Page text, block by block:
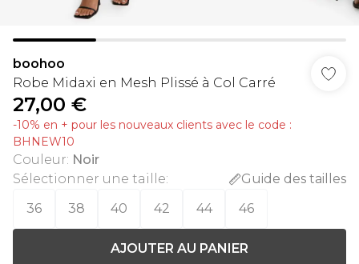
boohoo
Robe Midaxi en Mesh Plissé à Col Carré
27,00 €
-10% en + pour les nouveaux clients avec le code :
BHNEW10
Couleur: Noir
Sélectionner une taille:
Guide des tailles
36
38 40 42 44 46
AJOUTER AU PANIER